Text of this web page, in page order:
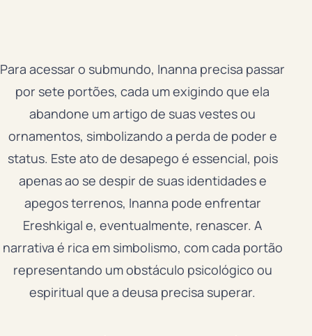
Para acessar o submundo, Inanna precisa passar
por sete portões, cada um exigindo que ela
abandone um artigo de suas vestes ou
ornamentos, simbolizando a perda de poder e
status. Este ato de desapego é essencial, pois
apenas ao se despir de suas identidades e
apegos terrenos, Inanna pode enfrentar
Ereshkigal e, eventualmente, renascer. A
narrativa é rica em simbolismo, com cada portão
representando um obstáculo psicológico ou
espiritual que a deusa precisa superar.